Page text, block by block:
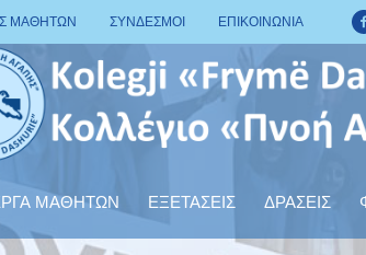
ΜΑΘΗΤΩΝ ΣΥΝΔΕΣΜΟΙ ΕΠΙΚΟΙΝΩΝΙΑ
ΜΑΘΗΤΩΝ ΕΞΕΤΑΣΕΙΣ ΔΡΑΣΕΙΣ